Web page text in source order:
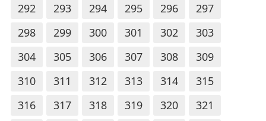
292
293 294 295 296
297
298
299 300 301 302
303
304
305 306 307 308
309
310
311 312 313 314
315
316
317 318 319 320
321